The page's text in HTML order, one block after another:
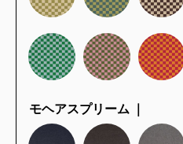
モヘアスプリーム ｜